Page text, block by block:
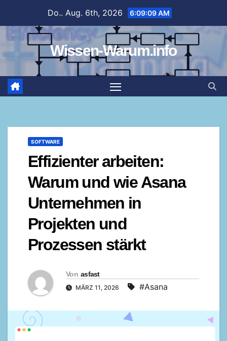
springen
Do.. Aug. 6th, 2026 6:09:10 AM
Wissen-Warum.info
SOFTWARE
Effizienter arbeiten:
Warum und wie Asana
Unternehmen in
Projekten und
Prozessen stärkt
Von asfast
MÄRZ 11, 2026 #Asana